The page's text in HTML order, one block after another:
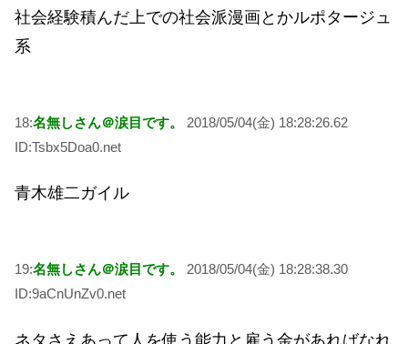
社会経験積んだ上での社会派漫画とかルポタージュ
系
18:名無しさん＠涙目です。
2018/05/04(金) 18:28:26.62
ID:Tsbx5Doa0.net
青木雄二ガイル
19:名無しさん＠涙目です。
2018/05/04(金) 18:28:38.30
ID:9aCnUnZv0.net
ネタさえあって人を使う能力と雇う金があればなれ